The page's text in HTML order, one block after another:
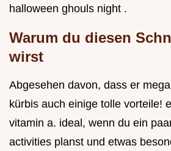
halloween ghouls night .
Warum du diesen
wirst
Abgesehen davon, dass er
kürbis auch einige tolle vorteile!
vitamin a. ideal, wenn du ein
activities planst und etwas